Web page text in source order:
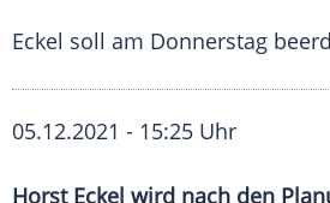
Eckel soll am Donnerstag
05.12.2021 - 15:25 Uhr
Horst Eckel wird nach den